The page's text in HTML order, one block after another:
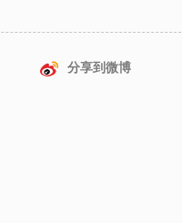
分享到微博